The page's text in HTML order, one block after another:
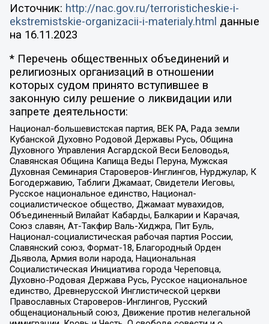
Источник: http://nac.gov.ru/terroristicheskie-i-
ekstremistskie-organizacii-i-materialy.html данные
на 16.11.2023
* Перечень общественных объединений и
религиозных организаций в отношении
которых судом принято вступившее в
законную силу решение о ликвидации или
запрете деятельности:
Национал-большевистская партия, ВЕК РА, Рада земли
Кубанской Духовно Родовой Державы Русь, Община
Духовного Управления Асгардской Веси Беловодья,
Славянская Община Капища Веды Перуна, Мужская
Духовная Семинария Староверов-Инглингов, Нурджулар, К
Богодержавию, Таблиги Джамаат, Свидетели Иеговы,
Русское национальное единство, Национал-
социалистическое общество, Джамаат мувахидов,
Объединенный Вилайат Кабарды, Балкарии и Карачая,
Союз славян, Ат-Такфир Валь-Хиджра, Пит Буль,
Национал-социалистическая рабочая партия России,
Славянский союз, Формат-18, Благородный Орден
Дьявола, Армия воли народа, Национальная
Социалистическая Инициатива города Череповца,
Духовно-Родовая Держава Русь, Русское национальное
единство, Древнерусской Инглистической церкви
Православных Староверов-Инглингов, Русский
общенациональный союз, Движение против нелегальной